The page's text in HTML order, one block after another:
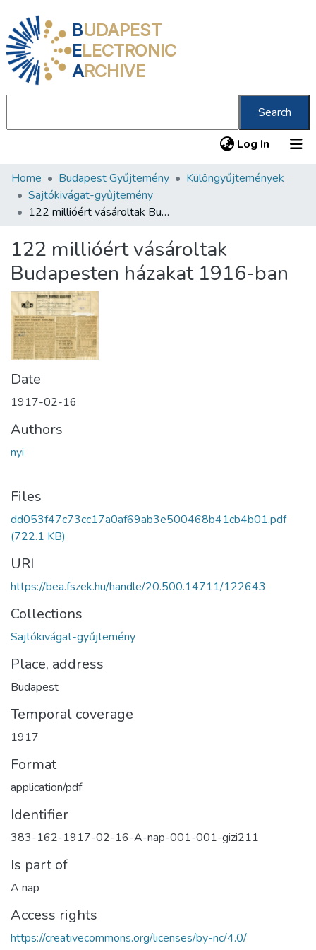
BUDAPEST
ELECTRONIC
ARCHIVE
Search
Log In (current)
Communities & Collections
All of DSpace
About us
Home Budapest Gyűjtemény
Különgyűjtemények
Sajtókivágat-gyűjtemény
122 millióért vásároltak Budapesten házakat 1916-ban
122 millióért vásároltak
Budapesten házakat 1916-ban
Date
1917-02-16
Authors
nyi
Files
dd053f47c73cc17a0af69ab3e500468b41cb4b01.pdf
(722.1 KB)
URI
https://bea.fszek.hu/handle/20.500.14711/122643
Collections
Sajtókivágat-gyűjtemény
Place, address
Budapest
Temporal coverage
1917
Format
application/pdf
Identifier
383-162-1917-02-16-A-nap-001-001-gizi211
Is part of
A nap
Access rights
https://creativecommons.org/licenses/by-nc/4.0/